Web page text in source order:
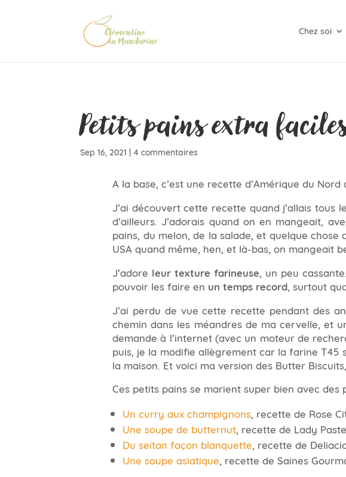
Chez soi
Petits pains extra
Sep 16, 2021 | 4 commentaires
A la base, c’est une recette d’Amérique du Nord
J’ai découvert cette recette quand j’allais
d’ailleurs. J’adorais quand on en mangeait,
pains, du melon, de la salade, et quelque
USA quand même, hen, et là-bas, on mangeait
J’adore leur texture farineuse , un peu
pouvoir les faire en un temps record , surtout
J’ai perdu de vue cette recette pendant des
chemin dans les méandres de ma cervelle, et
demande à l’internet (avec un moteur de
puis, je la modifie allègrement car la farine T45
la maison. Et voici ma version des Butter
Ces petits pains se marient super bien avec des
Un curry aux champignons, recette de Rose
Une soupe de butternut, recette de Lady
Du seitan façon blanquette, recette de
Une soupe asiatique, recette de Saines